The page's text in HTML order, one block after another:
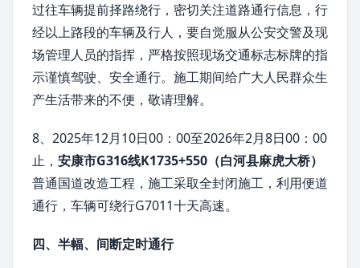
过往车辆提前择路绕行，密切关注道路通行信息，行
经以上路段的车辆及行人，要自觉服从公安交警及现
场管理人员的指挥，严格按照现场交通标志标牌的指
示谨慎驾驶、安全通行。施工期间给广大人民群众生
产生活带来的不便，敬请理解。
8、2025年12月10日00：00至2026年2月8日00：00
止， 安康市G316线K1735+550（白河县麻虎大桥）
普通国道改造工程，施工采取全封闭施工，利用便道
通行，车辆可绕行G7011十天高速。
四、半幅、间断定时通行